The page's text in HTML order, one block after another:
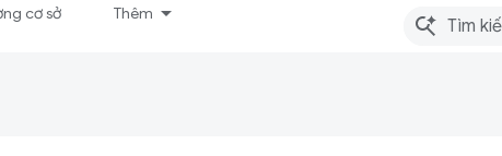
cơ sở Thêm